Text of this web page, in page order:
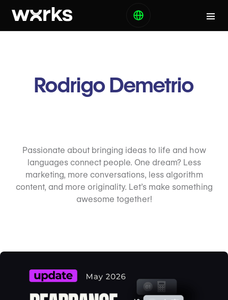
Rodrigo Demetrio
Passionate about bringing ideas to life and how
languages connect people. One dream? Less
marketing, more conversations, less algorithm
content, and more originality. Let’s make something
awesome together!